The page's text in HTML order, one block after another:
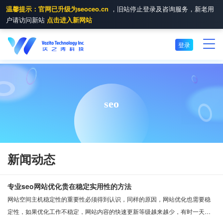
温馨提示：官网已升级为seoceo.cn ，旧站停止登录及咨询服务，新老用
户请访问新站 点击进入新网站
登录
seo
新闻动态
专业seo网站优化贵在稳定实用性的方法
网站空间主机稳定性的重要性必须得到认识，同样的原因，网站优化也需要稳
定性，如果优化工作不稳定，网站内容的快速更新等级越来越少，有时一天更